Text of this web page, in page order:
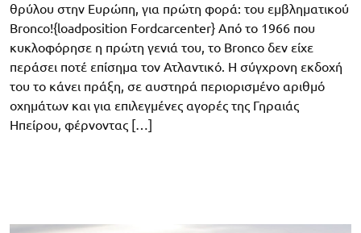
θρύλου στην Ευρώπη, για πρώτη φορά: του εμβληματικού
Bronco!{loadposition Fordcarcenter} Από το 1966 που
κυκλοφόρησε η πρώτη γενιά του, το Bronco δεν είχε
περάσει ποτέ επίσημα τον Ατλαντικό. Η σύγχρονη εκδοχή
του το κάνει πράξη, σε αυστηρά περιορισμένο αριθμό
οχημάτων και για επιλεγμένες αγορές της Γηραιάς
Ηπείρου, φέρνοντας […]